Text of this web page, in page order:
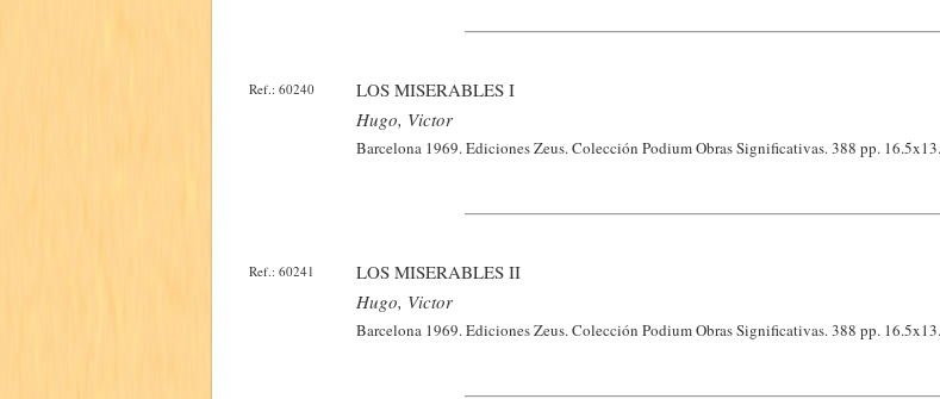
Ref.: 60240
LOS MISERABLES I
Hugo, Victor
Barcelona 1969. Ediciones Zeus. Colección Podium Obras Significativas. 388 pp.
Ref.: 60241
LOS MISERABLES II
Hugo, Victor
Barcelona 1969. Ediciones Zeus. Colección Podium Obras Significativas. 388 pp.